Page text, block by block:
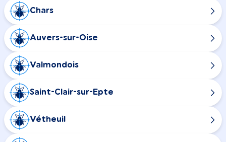
Chars
Auvers-sur-Oise
Valmondois
Saint-Clair-sur-Epte
Vétheuil